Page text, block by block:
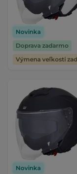
Novinka
Doprava zadarmo
Novinka